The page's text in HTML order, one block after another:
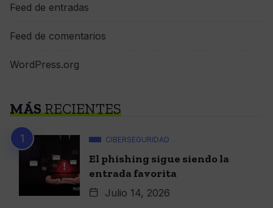
Feed de entradas
Feed de comentarios
WordPress.org
MÁSRECIENTES
CIBERSEGURIDAD
El phishing sigue siendo la
entrada favorita
Julio 14, 2026